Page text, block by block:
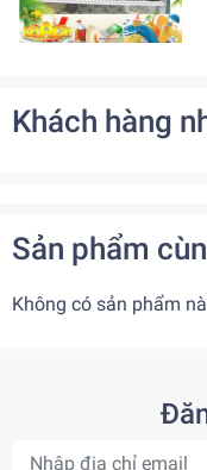
Khách hàng
Sản phẩm
Không có sản phẩm